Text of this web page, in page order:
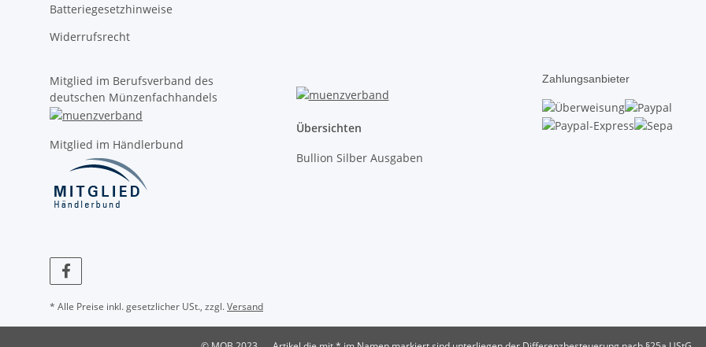
Batteriegesetzhinweise
Widerrufsrecht
Mitglied im Berufsverband des
deutschen Münzenfachhandels
Mitglied im Händlerbund
Übersichten
Bullion Silber Ausgaben
Zahlungsanbieter
* Alle Preise inkl. gesetzlicher USt., zzgl.Versand